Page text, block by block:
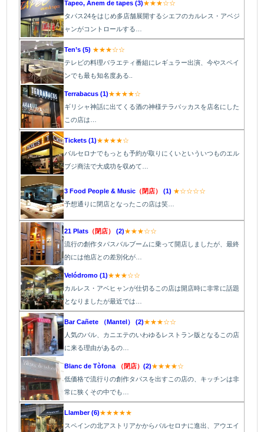
Tapeo, Anem de tapes (3)★★★☆☆
タパス24をはじめ多店舗展開するシエフのカルレス・アベジ
ャンがコントロールする…
Ten’s (5) ★★★☆☆
テレビの料理バラエティ番組にレギュラー出演、今やスペイ
ンでも最も知名度ある..
Terrabacus (1)★★★★☆
ギリシャ神話に出てくる酒の神様テラバッカスを店名にした
この店は…
Tickets (1)★★★★☆
バルセロナでもっとも予約が取りにくいといういつものエル
ブジ商法で大成功を収めて…
3 Food People & Music （閉店） (1) ★☆☆☆☆
予想通りに閉店となったこの店は笑…
21 Plats （閉店） (2)★★★☆☆
流行の創作タパスバルブームに乗って開店しましたが、最終
的には他店との差別化が…
Velódromo (1)★★★☆☆
カルレス・アベヒャンが仕切るこの店は開店時に非常に話題
となりましたが最近では…
Bar Cañete （Mantel） (2)★★★☆☆
人気のバル、カニエテのいわゆるレストラン版となるこの店
に来る理由があるの…
Blanc de Tòfona （閉店）(2)★★★★☆
低価格で流行りの創作タパスを出すこの店の、キッチンは非
常に狭くその中でも…
Llamber (6)★★★★★
スペインの北アストリアかからバルセロナに進出、アウエイ